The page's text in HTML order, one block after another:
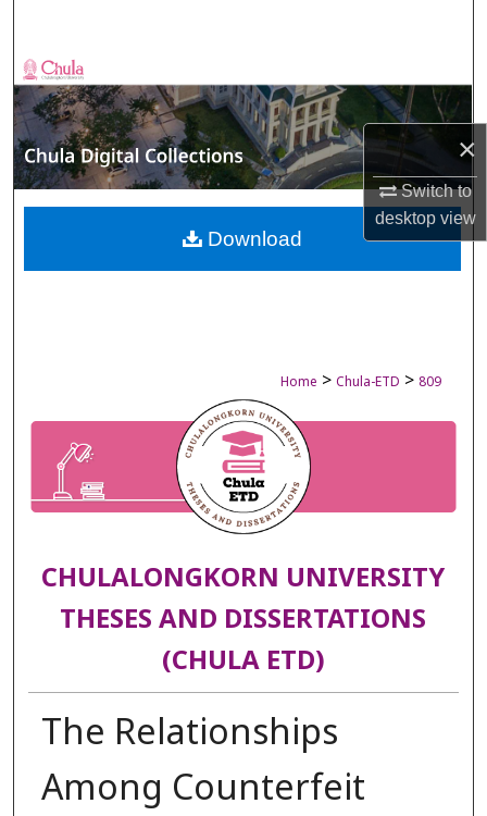
×
Switch to
desktopview
Browse Collections
My Account
About
Digital Commons Network™
Home > Chula-ETD > 809
CHULALONGKORN UNIVERSITY
THESES AND DISSERTATIONS
(CHULA ETD)
The Relationships
Among Counterfeit
Download